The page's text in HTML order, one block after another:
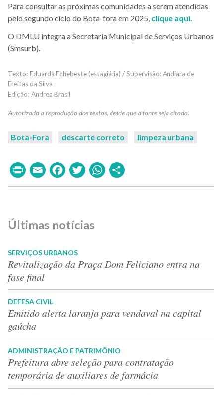
Para consultar as próximas comunidades a serem atendidas
pelo segundo ciclo do Bota-fora em 2025, clique aqui.
O DMLU integra a Secretaria Municipal de Serviços Urbanos
(Smsurb).
Eduarda Echebeste (estagiária) / Supervisão: Andiara de
Freitas da Silva
Andrea Brasil
Bota-Fora descarte correto limpeza urbana
PrintEmailFacebook
TwitterWhatsApp
Últimas notícias
SERVIÇOS URBANOS
Revitalização da Praça Dom Feliciano entra na
fase final
DEFESA CIVIL
Emitido alerta laranja para vendaval na capital
gaúcha
ADMINISTRAÇÃO E PATRIMÔNIO
Prefeitura abre seleção para contratação
temporária de auxiliares de farmácia